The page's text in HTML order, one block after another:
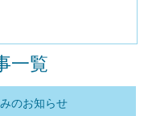
一覧
のお知らせ